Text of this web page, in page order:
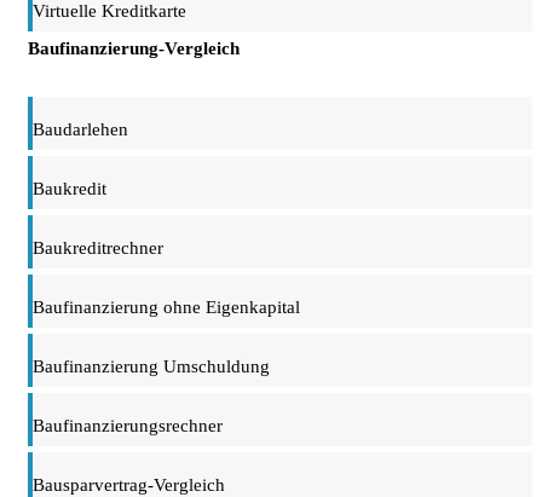
Virtuelle Kreditkarte
Baufinanzierung-Vergleich
Baudarlehen
Baukredit
Baukreditrechner
Baufinanzierung ohne Eigenkapital
Baufinanzierung Umschuldung
Baufinanzierungsrechner
Bausparvertrag-Vergleich